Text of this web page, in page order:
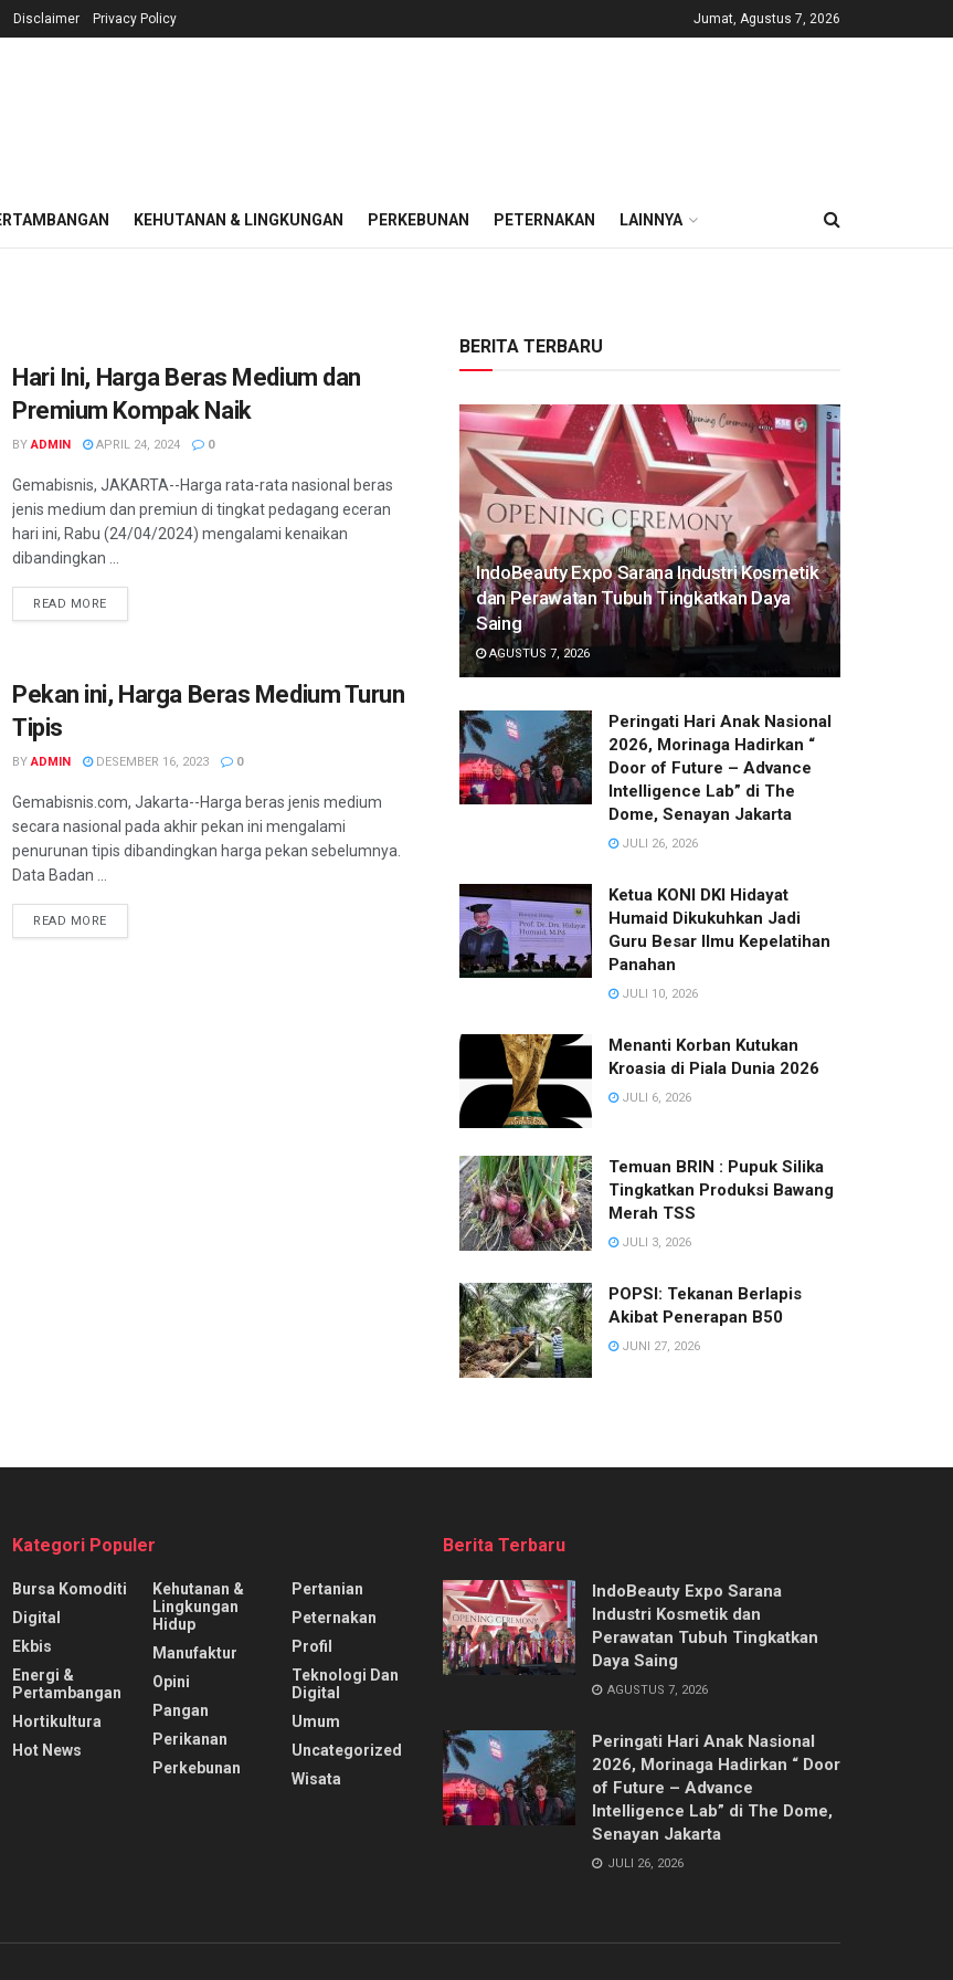
Disclaimer Privacy Policy Jumat, Agustus 7, 2026
KEHUTANAN & LINGKUNGAN PERKEBUNAN PETERNAKAN LAINNYA
Hari Ini, Harga Beras Medium dan
Premium Kompak Naik
BY ADMIN APRIL 24, 2024 0
Gemabisnis, JAKARTA--Harga rata-rata nasional beras
jenis medium dan premiun di tingkat pedagang eceran
hari ini, Rabu (24/04/2024) mengalami kenaikan
dibandingkan ...
READ MORE
Pekan ini, Harga Beras Medium Turun
Tipis
BY ADMIN DESEMBER 16, 2023 0
Gemabisnis.com, Jakarta--Harga beras jenis medium
secara nasional pada akhir pekan ini mengalami
penurunan tipis dibandingkan harga pekan sebelumnya.
Data Badan ...
READ MORE
BERITA TERBARU
IndoBeauty Expo Sarana Industri Kosmetik
dan Perawatan Tubuh Tingkatkan Daya
Saing
AGUSTUS 7, 2026
Peringati Hari Anak Nasional
2026, Morinaga Hadirkan “
Door of Future – Advance
Intelligence Lab” di The
Dome, Senayan Jakarta
JULI 26, 2026
Ketua KONI DKI Hidayat
Humaid Dikukuhkan Jadi
Guru Besar Ilmu Kepelatihan
Panahan
JULI 10, 2026
Menanti Korban Kutukan
Kroasia di Piala Dunia 2026
JULI 6, 2026
Temuan BRIN : Pupuk Silika
Tingkatkan Produksi Bawang
Merah TSS
JULI 3, 2026
POPSI: Tekanan Berlapis
Akibat Penerapan B50
JUNI 27, 2026
Kategori Populer
Bursa Komoditi
Digital
Ekbis
Energi &
Pertambangan
Hortikultura
Hot News
Kehutanan &
Lingkungan
Hidup
Manufaktur
Opini
Pangan
Perikanan
Perkebunan
Pertanian
Peternakan
Profil
Teknologi Dan
Digital
Umum
Uncategorized
Wisata
Berita Terbaru
IndoBeauty Expo Sarana
Industri Kosmetik dan
Perawatan Tubuh Tingkatkan
Daya Saing
AGUSTUS 7, 2026
Peringati Hari Anak Nasional
2026, Morinaga Hadirkan “ Door
of Future – Advance
Intelligence Lab” di The Dome,
Senayan Jakarta
JULI 26, 2026